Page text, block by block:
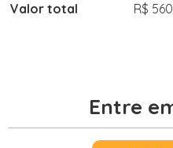
Valor total
R$
Entre